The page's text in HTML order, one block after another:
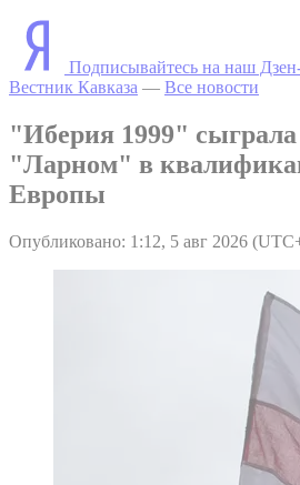
Подписывайтесь на наш
Вестник Кавказа — Все новости
"Иберия 1999"
"Ларном" в
Европы
Опубликовано: 1:12, 5 авг 2026